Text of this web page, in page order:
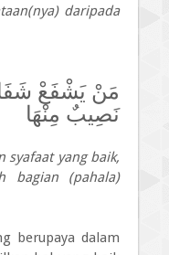
daripada
مَنْ يَشْفَعْ
نَصِيبٌ مِنْهَا
syafaat yang baik,
bagian (pahala)
berupaya dalam